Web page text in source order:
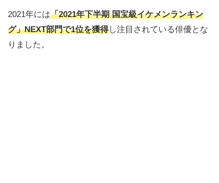
2021年には「2021年下半期 国宝級イケメンランキン
グ」NEXT部門で1位を獲得し注目されている俳優とな
りました。